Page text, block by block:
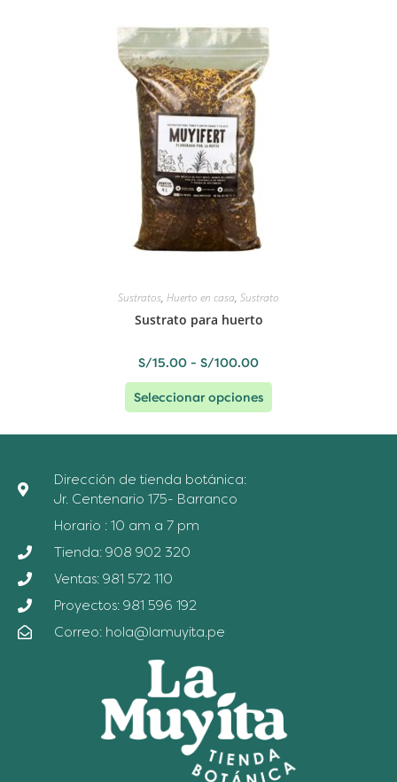
Sustratos, Huerto en casa, Sustrato
Sustrato para huerto
S/15.00 - S/100.00
Seleccionar opciones
Dirección de tienda botánica:
Jr. Centenario 175- Barranco
Horario : 10 am a 7 pm
Tienda: 908 902 320
Ventas: 981 572 110
Proyectos: 981 596 192
Correo: hola@lamuyita.pe